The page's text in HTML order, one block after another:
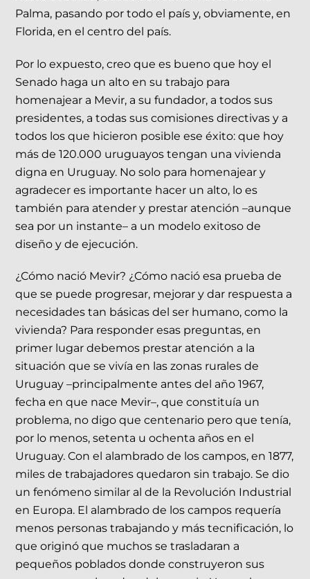
Palma, pasando por todo el país y, obviamente, en
Florida, en el centro del país.
Por lo expuesto, creo que es bueno que hoy el
Senado haga un alto en su trabajo para
homenajear a Mevir, a su fundador, a todos sus
presidentes, a todas sus comisiones directivas y a
todos los que hicieron posible ese éxito: que hoy
más de 120.000 uruguayos tengan una vivienda
digna en Uruguay. No solo para homenajear y
agradecer es importante hacer un alto, lo es
también para atender y prestar atención –aunque
sea por un instante– a un modelo exitoso de
diseño y de ejecución.
¿Cómo nació Mevir? ¿Cómo nació esa prueba de
que se puede progresar, mejorar y dar respuesta a
necesidades tan básicas del ser humano, como la
vivienda? Para responder esas preguntas, en
primer lugar debemos prestar atención a la
situación que se vivía en las zonas rurales de
Uruguay –principalmente antes del año 1967,
fecha en que nace Mevir–, que constituía un
problema, no digo que centenario pero que tenía,
por lo menos, setenta u ochenta años en el
Uruguay. Con el alambrado de los campos, en 1877,
miles de trabajadores quedaron sin trabajo. Se dio
un fenómeno similar al de la Revolución Industrial
en Europa. El alambrado de los campos requería
menos personas trabajando y más tecnificación, lo
que originó que muchos se trasladaran a
pequeños poblados donde construyeron sus